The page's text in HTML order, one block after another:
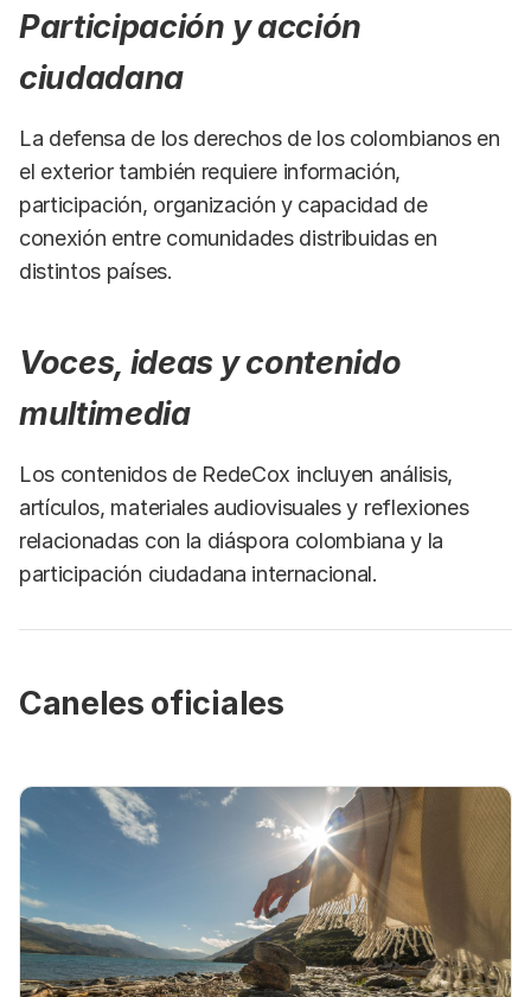
Participación y acción
ciudadana
La defensa de los derechos de los colombianos en
el exterior también requiere información,
participación, organización y capacidad de
conexión entre comunidades distribuidas en
distintos países.
Voces, ideas y contenido
multimedia
Los contenidos de RedeCox incluyen análisis,
artículos, materiales audiovisuales y reflexiones
relacionadas con la diáspora colombiana y la
participación ciudadana internacional.
Caneles oficiales